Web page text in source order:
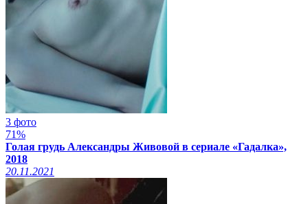
3 фото
71%
Голая грудь Александры Живовой в сериале «Гадалка»,
2018
20.11.2021